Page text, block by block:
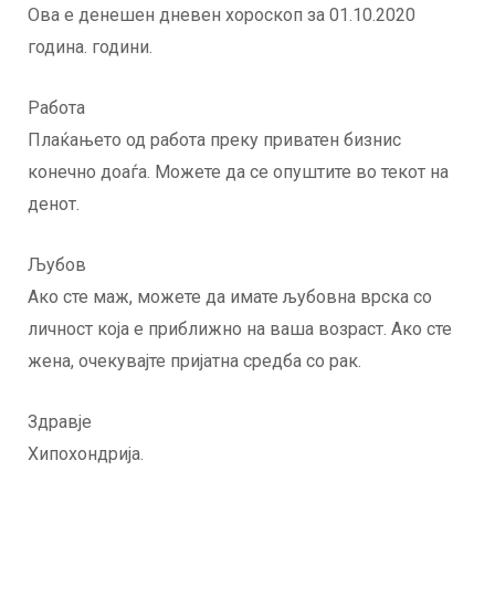
Ова е денешен дневен хороскоп за 01.10.2020
година. години.
Работа
Плаќањето од работа преку приватен бизнис
конечно доаѓа. Можете да се опуштите во текот на
денот.
Љубов
Ако сте маж, можете да имате љубовна врска со
личност која е приближно на ваша возраст. Ако сте
жена, очекувајте пријатна средба со рак.
Здравје
Хипохондрија.